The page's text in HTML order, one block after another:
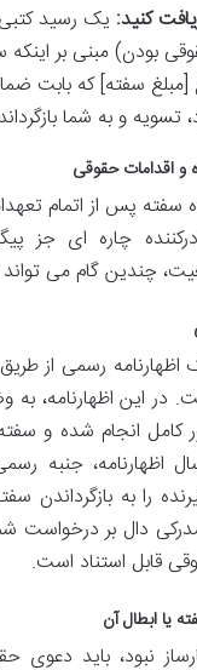
کنید: یک رسید کتبی
بودن) مبنی بر اینکه
[مبلغ سفته] که بابت
تسویه و به شما
پس از اتمام
چاره ای جز
چندین گام می تواند
اظهارنامه رسمی از
در این اظهارنامه،
کامل انجام شده و
اظهارنامه، جنبه
را به بازگرداندن
دال بر درخواست
قابل استناد است.
یا ابطال آن
نبود، باید